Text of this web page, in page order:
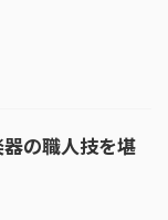
の職人技を堪